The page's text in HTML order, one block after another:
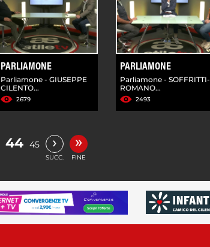
PARLIAMONE
Parliamone - GIUSEPPE
CILENTO...
2679
PARLIAMONE
Parliamone - SOFFRITTI-
ROMANO...
2493
44 45 ›
SUCC.
»
FINE